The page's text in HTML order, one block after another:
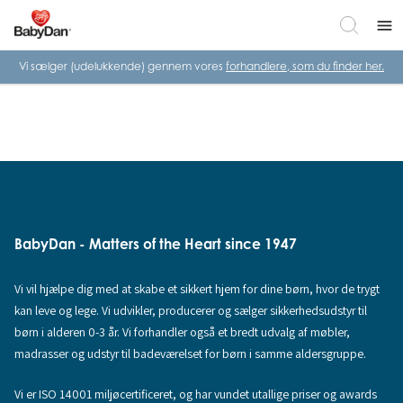
menu
Vi sælger (udelukkende) gennem vores forhandlere, som du finder her.
BabyDan - Matters of the Heart since 1947
Vi vil hjælpe dig med at skabe et sikkert hjem for dine børn, hvor de trygt
kan leve og lege. Vi udvikler, producerer og sælger sikkerhedsudstyr til
børn i alderen 0-3 år. Vi forhandler også et bredt udvalg af møbler,
madrasser og udstyr til badeværelset for børn i samme aldersgruppe.
Vi er ISO 14001 miljøcertificeret, og har vundet utallige priser og awards